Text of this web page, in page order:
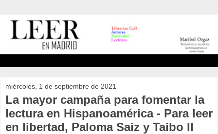
miércoles, 1 de septiembre de 2021
La mayor campaña para fomentar la
lectura en Hispanoamérica - Para leer
en libertad, Paloma Saiz y Taibo II